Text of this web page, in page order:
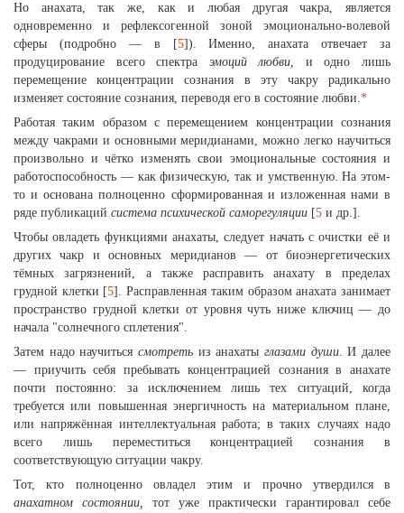
Но анахата, так же, как и любая другая чакра, является
одновременно и рефлексогенной зоной эмоционально-волевой
сферы (подробно — в [5]). Именно, анахата отвечает за
продуцирование всего спектра эмоций любви, и одно лишь
перемещение концентрации сознания в эту чакру радикально
изменяет состояние сознания, переводя его в состояние любви.*
Работая таким образом с перемещением концентрации сознания
между чакрами и основными меридианами, можно легко научиться
произвольно и чётко изменять свои эмоциональные состояния и
работоспособность — как физическую, так и умственную. На этом-
то и основана полноценно сформированная и изложенная нами в
ряде публикаций система психической саморегуляции [5 и др.].
Чтобы овладеть функциями анахаты, следует начать с очистки её и
других чакр и основных меридианов — от биоэнергетических
тёмных загрязнений, а также расправить анахату в пределах
грудной клетки [5]. Расправленная таким образом анахата занимает
пространство грудной клетки от уровня чуть ниже ключиц — до
начала "солнечного сплетения".
Затем надо научиться смотреть из анахаты глазами души. И далее
— приучить себя пребывать концентрацией сознания в анахате
почти постоянно: за исключением лишь тех ситуаций, когда
требуется или повышенная энергичность на материальном плане,
или напряжённая интеллектуальная работа; в таких случаях надо
всего лишь переместиться концентрацией сознания в
соответствующую ситуации чакру.
Тот, кто полноценно овладел этим и прочно утвердился в
анахатном состоянии, тот уже практически гарантировал себе